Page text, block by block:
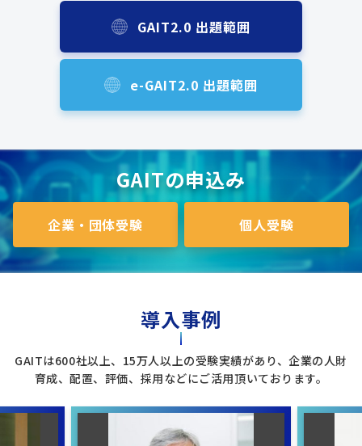
GAIT2.0 出題範囲
e-GAIT2.0 出題範囲
GAITの申込み
企業・団体受験 個人受験
導入事例
GAITは600社以上、15万人以上の受験実績があり、企業の人財
育成、配置、評価、採用などにご活用頂いております。